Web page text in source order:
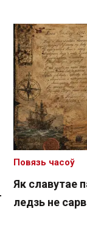
Спасылка без
Як славутае
ледзь не
Повязь часоў